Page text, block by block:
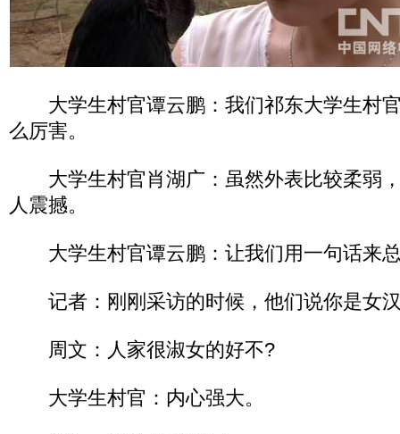
大学生村官谭云鹏：我们祁东大学生村
么厉害。
大学生村官肖湖广：虽然外表比较柔弱
人震撼。
大学生村官谭云鹏：让我们用一句话来
记者：刚刚采访的时候，他们说你是女
周文：人家很淑女的好不?
大学生村官：内心强大。